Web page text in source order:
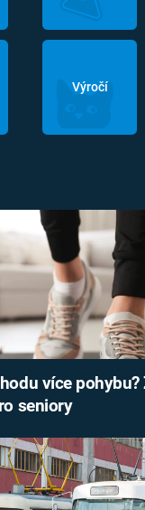
Výročí
více
seniory